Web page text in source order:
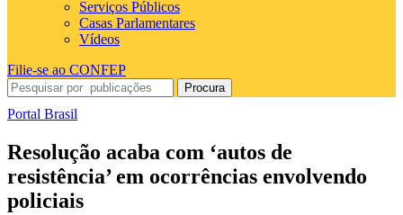
Serviços Públicos
Casas Parlamentares
Vídeos
Filie-se ao CONFEP
Procura
Portal Brasil
Resolução acaba com ‘autos de
resistência’ em ocorrências envolvendo
policiais